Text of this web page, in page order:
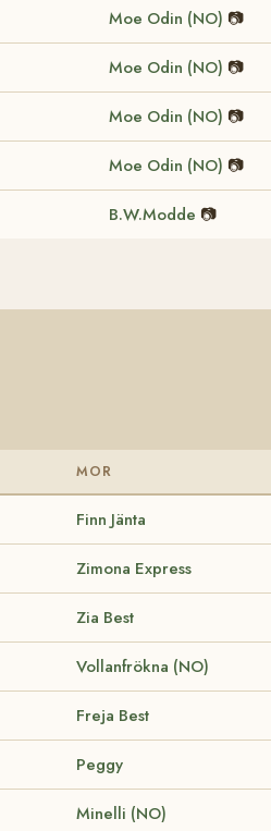
Moe Odin (NO) 📷
Moe Odin (NO) 📷
Moe Odin (NO) 📷
Moe Odin (NO) 📷
B.W.Modde 📷
MOR
Finn Jänta
Zimona Express
Zia Best
Vollanfrökna (NO)
Freja Best
Peggy
Minelli (NO)